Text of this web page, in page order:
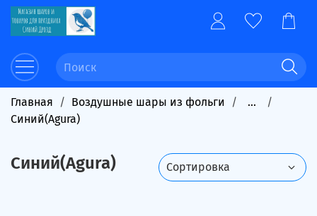
Главная Воздушные шары из фольги
...
Синий(Agura)
Синий(Agura)